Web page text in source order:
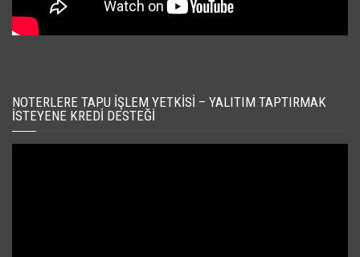
NOTERLERE TAPU İŞLEM YETKISI – YALITIM TAPTIRMAK
İSTEYENE KREDI DESTEĞI